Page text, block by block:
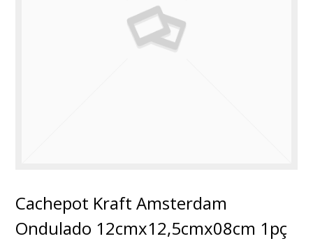
Cachepot Kraft Amsterdam
Ondulado 12cmx12,5cmx08cm 1pç